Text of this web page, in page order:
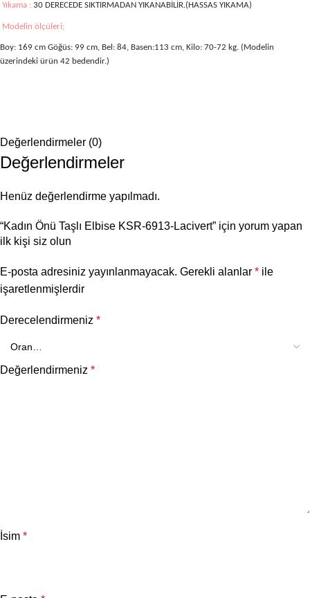
Yıkama : 30 DERECEDE SIKTIRMADAN YIKANABİLİR.(HASSAS YIKAMA)
Modelin ölçüleri;
Boy: 169 cm Göğüs: 99 cm, Bel: 84, Basen:113 cm, Kilo: 70-72 kg. (Modelin
üzerindeki ürün 42 bedendir.)
Değerlendirmeler (0)
Değerlendirmeler
Henüz değerlendirme yapılmadı.
“Kadın Önü Taşlı Elbise KSR-6913-Lacivert” için yorum yapan
ilk kişi siz olun
E-posta adresiniz yayınlanmayacak. Gerekli alanlar * ile
işaretlenmişlerdir
Derecelendirmeniz *
Değerlendirmeniz *
İsim *